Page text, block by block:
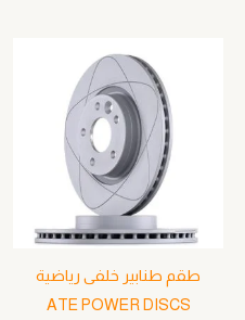
طقم طنابير خلفى رياضية
ATE POWER DISCS